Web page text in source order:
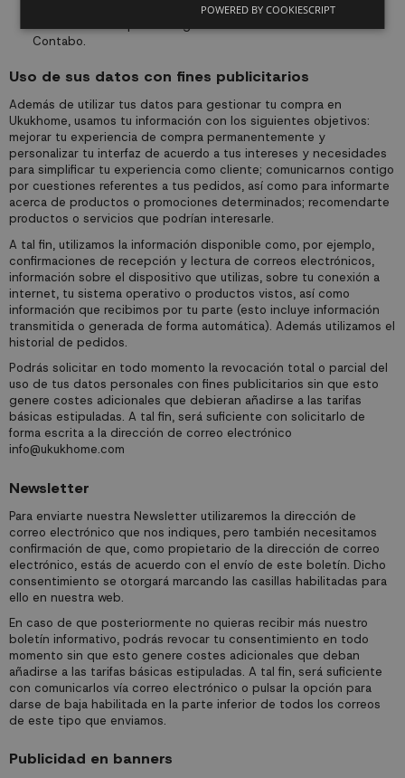
datos a las cual se acoge esta política de privacidad. La
Contabo.
Uso de sus datos con fines publicitarios
Además de utilizar tus datos para gestionar tu compra en
Ukukhome, usamos tu información con los siguientes objetivos:
mejorar tu experiencia de compra permanentemente y
personalizar tu interfaz de acuerdo a tus intereses y necesidades
para simplificar tu experiencia como cliente; comunicarnos contigo
por cuestiones referentes a tus pedidos, así como para informarte
acerca de productos o promociones determinados; recomendarte
productos o servicios que podrían interesarle.
A tal fin, utilizamos la información disponible como, por ejemplo,
confirmaciones de recepción y lectura de correos electrónicos,
información sobre el dispositivo que utilizas, sobre tu conexión a
internet, tu sistema operativo o productos vistos, así como
información que recibimos por tu parte (esto incluye información
transmitida o generada de forma automática). Además utilizamos el
historial de pedidos.
Podrás solicitar en todo momento la revocación total o parcial del
uso de tus datos personales con fines publicitarios sin que esto
genere costes adicionales que debieran añadirse a las tarifas
básicas estipuladas. A tal fin, será suficiente con solicitarlo de
forma escrita a la dirección de correo electrónico
info@ukukhome.com
Newsletter
Para enviarte nuestra Newsletter utilizaremos la dirección de
correo electrónico que nos indiques, pero también necesitamos
confirmación de que, como propietario de la dirección de correo
electrónico, estás de acuerdo con el envío de este boletín. Dicho
consentimiento se otorgará marcando las casillas habilitadas para
ello en nuestra web.
En caso de que posteriormente no quieras recibir más nuestro
boletín informativo, podrás revocar tu consentimiento en todo
momento sin que esto genere costes adicionales que deban
añadirse a las tarifas básicas estipuladas. A tal fin, será suficiente
con comunicarlos vía correo electrónico o pulsar la opción para
darse de baja habilitada en la parte inferior de todos los correos
de este tipo que enviamos.
Publicidad en banners
POWERED BY COOKIESCRIPT